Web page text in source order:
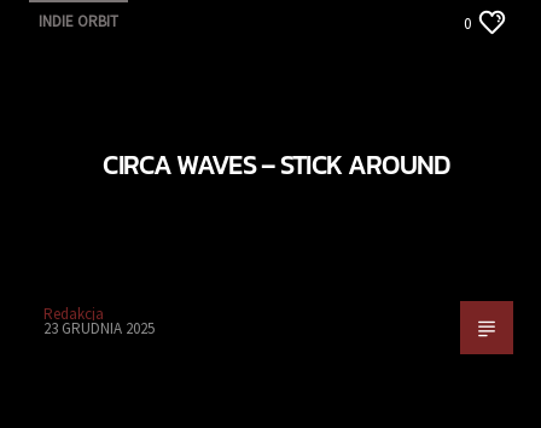
INDIE ORBIT 0
CIRCA WAVES – STICK AROUND
Redakcja
23 GRUDNIA 2025